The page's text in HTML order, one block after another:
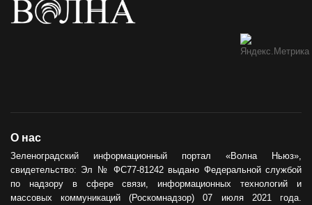
О нас
Зеленоградский информационный портал «Волна Ньюз»,
свидетельство: Эл № ФС77-81242 выдано Федеральной службой
по надзору в сфере связи, информационных технологий и
массовых коммуникаций (Роскомнадзор) 07 июля 2021 года.